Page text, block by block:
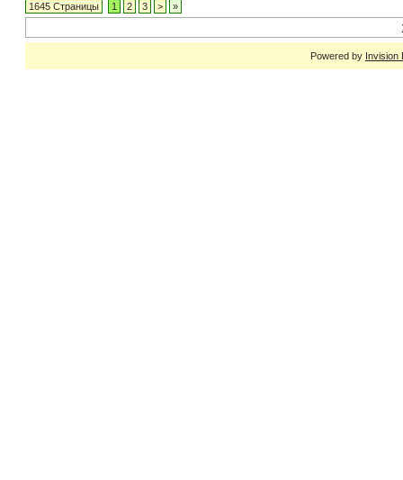
1645 Страницы 1 2 3 > »
Powered by Invision